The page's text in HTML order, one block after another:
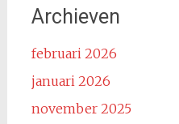
Archieven
februari 2026
januari 2026
november 2025